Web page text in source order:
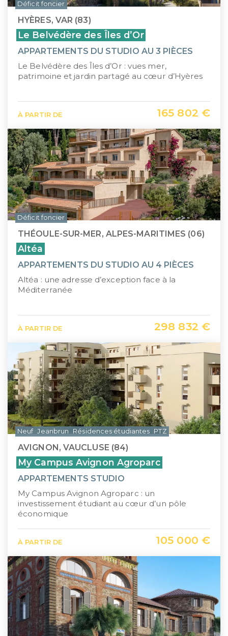
HYÈRES, VAR (83)
Le Belvédère des Îles d’Or
APPARTEMENTS DU STUDIO AU 3 PIÈCES
Le Belvédère des Îles d’Or : vues mer,
patrimoine et jardin partagé au cœur d’Hyères
À PARTIR DE 165 802 €
Déficit foncier
THÉOULE-SUR-MER, ALPES-MARITIMES (06)
Altéa
APPARTEMENTS DU STUDIO AU 4 PIÈCES
Altéa : une adresse d’exception face à la
Méditerranée
À PARTIR DE 298 832 €
Déficit foncier
AVIGNON, VAUCLUSE (84)
My Campus Avignon Agroparc
APPARTEMENTS STUDIO
My Campus Avignon Agroparc : un
investissement étudiant au cœur d’un pôle
économique
À PARTIR DE 105 000 €
Neuf Jeanbrun Résidences étudiantes PTZ